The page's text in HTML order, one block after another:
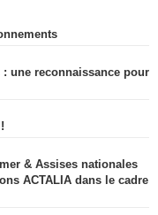
: une reconnaissance pour
& Assises nationales
ACTALIA dans le cadre